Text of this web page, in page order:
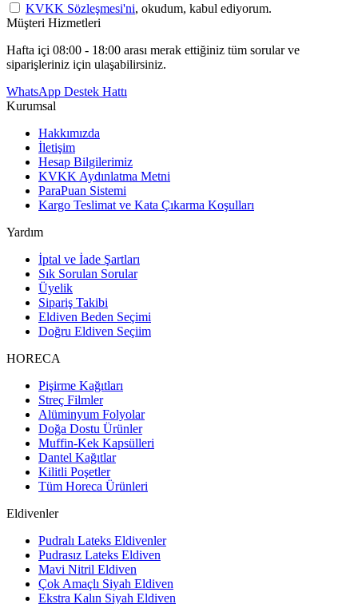
KVKK Sözleşmesi'ni, okudum, kabul ediyorum.
Müşteri Hizmetleri
Hafta içi 08:00 - 18:00 arası merak ettiğiniz tüm sorular ve
siparişleriniz için ulaşabilirsiniz.
WhatsApp Destek Hattı
Kurumsal
Hakkımızda
İletişim
Hesap Bilgilerimiz
KVKK Aydınlatma Metni
ParaPuan Sistemi
Kargo Teslimat ve Kata Çıkarma Koşulları
Yardım
İptal ve İade Şartları
Sık Sorulan Sorular
Üyelik
Sipariş Takibi
Eldiven Beden Seçimi
Doğru Eldiven Seçiim
HORECA
Pişirme Kağıtları
Streç Filmler
Alüminyum Folyolar
Doğa Dostu Ürünler
Muffin-Kek Kapsülleri
Dantel Kağıtlar
Kilitli Poşetler
Tüm Horeca Ürünleri
Eldivenler
Pudralı Lateks Eldivenler
Pudrasız Lateks Eldiven
Mavi Nitril Eldiven
Çok Amaçlı Siyah Eldiven
Ekstra Kalın Siyah Eldiven